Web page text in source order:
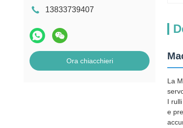
13833739407
Ora chiacchieri
La
I
e